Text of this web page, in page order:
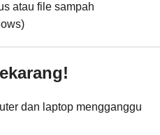
atau file sampah
dan laptop mengganggu